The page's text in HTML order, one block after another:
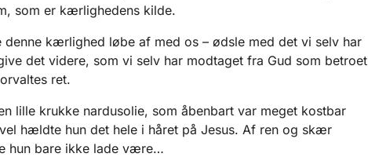
som er kærlighedens kilde.
denne kærlighed løbe af med os – ødsle med det vi selv har
det videre, som vi selv har modtaget fra Gud som betroet
ret.
lille krukke nardusolie, som åbenbart var meget kostbar
hældte hun det hele i håret på Jesus. Af ren og skær
hun bare ikke lade være…